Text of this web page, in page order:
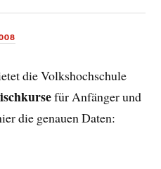
die Volkshochschule
für Anfänger und
die genauen Daten: